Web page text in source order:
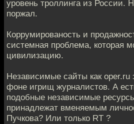
уровень троллинга из России.
поржал.
Коррумированость и
системная проблема, которая
цивилизацию.
Независимые сайты как oper.ru
фоне игрищ журналистов. А
подобные независимые
принадлежат вменяемым
Пучкова? Или только RT ?